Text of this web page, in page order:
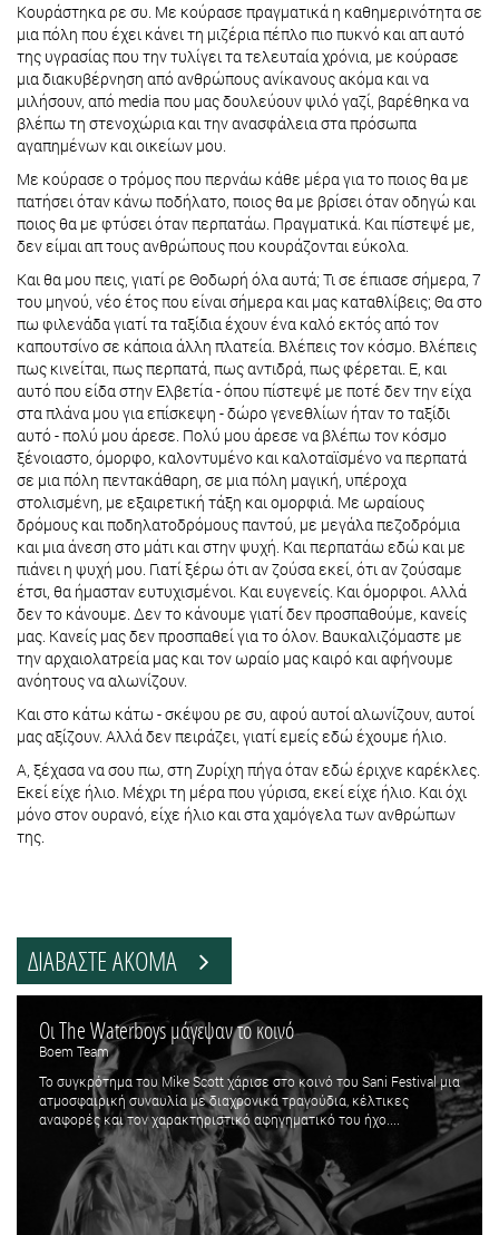
Κουράστηκα ρε συ. Με κούρασε πραγματικά η καθημερινότητα σε
μια πόλη που έχει κάνει τη μιζέρια πέπλο πιο πυκνό και απ αυτό
της υγρασίας που την τυλίγει τα τελευταία χρόνια, με κούρασε
μια διακυβέρνηση από ανθρώπους ανίκανους ακόμα και να
μιλήσουν, από media που μας δουλεύουν ψιλό γαζί, βαρέθηκα να
βλέπω τη στενοχώρια και την ανασφάλεια στα πρόσωπα
αγαπημένων και οικείων μου.
Με κούρασε ο τρόμος που περνάω κάθε μέρα για το ποιος θα με
πατήσει όταν κάνω ποδήλατο, ποιος θα με βρίσει όταν οδηγώ και
ποιος θα με φτύσει όταν περπατάω. Πραγματικά. Και πίστεψέ με,
δεν είμαι απ τους ανθρώπους που κουράζονται εύκολα.
Και θα μου πεις, γιατί ρε Θοδωρή όλα αυτά; Τι σε έπιασε σήμερα, 7
του μηνού, νέο έτος που είναι σήμερα και μας καταθλίβεις; Θα στο
πω φιλενάδα γιατί τα ταξίδια έχουν ένα καλό εκτός από τον
καπουτσίνο σε κάποια άλλη πλατεία. Βλέπεις τον κόσμο. Βλέπεις
πως κινείται, πως περπατά, πως αντιδρά, πως φέρεται. Ε, και
αυτό που είδα στην Ελβετία - όπου πίστεψέ με ποτέ δεν την είχα
στα πλάνα μου για επίσκεψη - δώρο γενεθλίων ήταν το ταξίδι
αυτό - πολύ μου άρεσε. Πολύ μου άρεσε να βλέπω τον κόσμο
ξένοιαστο, όμορφο, καλοντυμένο και καλοταϊσμένο να περπατά
σε μια πόλη πεντακάθαρη, σε μια πόλη μαγική, υπέροχα
στολισμένη, με εξαιρετική τάξη και ομορφιά. Με ωραίους
δρόμους και ποδηλατοδρόμους παντού, με μεγάλα πεζοδρόμια
και μια άνεση στο μάτι και στην ψυχή. Και περπατάω εδώ και με
πιάνει η ψυχή μου. Γιατί ξέρω ότι αν ζούσα εκεί, ότι αν ζούσαμε
έτσι, θα ήμασταν ευτυχισμένοι. Και ευγενείς. Και όμορφοι. Αλλά
δεν το κάνουμε. Δεν το κάνουμε γιατί δεν προσπαθούμε, κανείς
μας. Κανείς μας δεν προσπαθεί για το όλον. Βαυκαλιζόμαστε με
την αρχαιολατρεία μας και τον ωραίο μας καιρό και αφήνουμε
ανόητους να αλωνίζουν.
Και στο κάτω κάτω - σκέψου ρε συ, αφού αυτοί αλωνίζουν, αυτοί
μας αξίζουν. Αλλά δεν πειράζει, γιατί εμείς εδώ έχουμε ήλιο.
Α, ξέχασα να σου πω, στη Ζυρίχη πήγα όταν εδώ έριχνε καρέκλες.
Εκεί είχε ήλιο. Μέχρι τη μέρα που γύρισα, εκεί είχε ήλιο. Και όχι
μόνο στον ουρανό, είχε ήλιο και στα χαμόγελα των ανθρώπων
της.
ΔΙΑΒΑΣΤΕ ΑΚΟΜΑ
Οι The Waterboys μάγεψαν το κοινό
Boem Team
Το συγκρότημα του Mike Scott χάρισε στο κοινό του Sani Festival μια
ατμοσφαιρική συναυλία με διαχρονικά τραγούδια, κέλτικες
αναφορές και τον χαρακτηριστικό αφηγηματικό του ήχο....